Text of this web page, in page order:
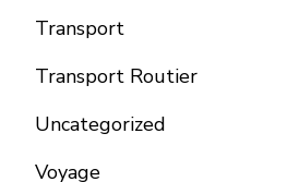
Transport
Transport Routier
Uncategorized
Voyage